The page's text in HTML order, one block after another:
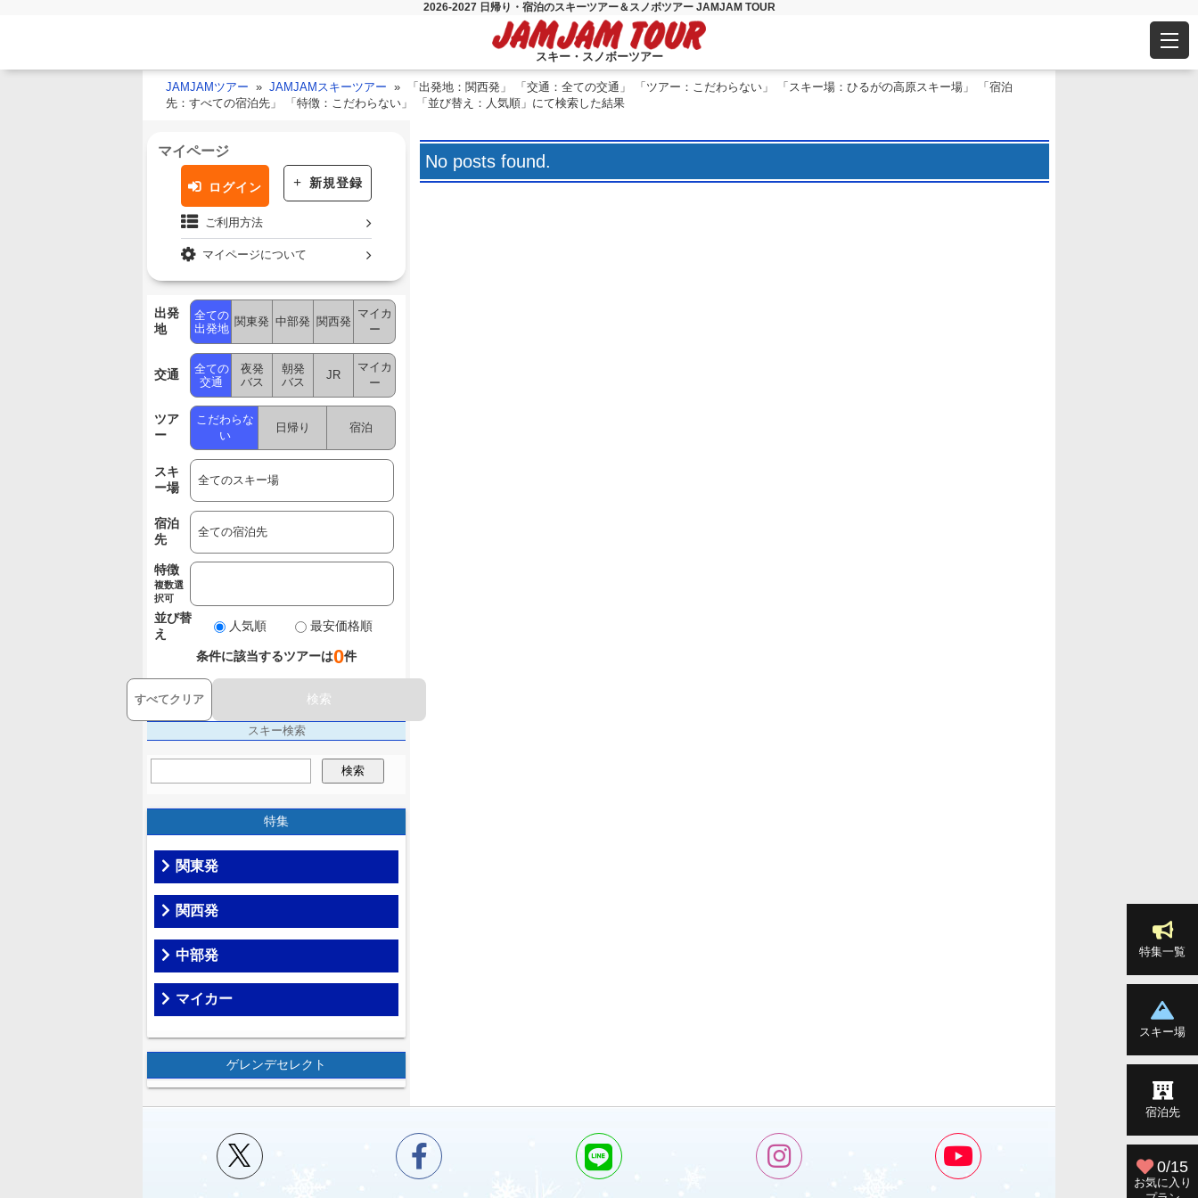
2026-2027 日帰り・宿泊のスキーツアー＆スノボツアー JAMJAM TOUR
スキー・スノボーツアー
JAMJAMツアー JAMJAMスキーツアー
「出発地：関西発」 「交通：全ての交通」 「ツアー：こだわらない」 「スキー場：ひるがの高原スキー場」 「宿泊
先：すべての宿泊先」 「特徴：こだわらない」 「並び替え：人気順」にて検索した結果
No posts found.
マイページ
ログイン 新規登録
ご利用方法
マイページについて
出発
地
全ての
出発地
関東発 中部発 関西発
マイカ
ー
交通
全ての
交通
夜発
バス
朝発
バス
JR
マイカ
ー
ツア
ー
こだわらな
い
日帰り 宿泊
スキ
ー場
宿泊
先
特徴
複数選
択可
並び替
え
人気順 最安価格順
条件に該当するツアーは0件
すべてクリア 検索
スキー検索
検索
特集
関東発
関西発
中部発
マイカー
ゲレンデセレクト
特集一覧
スキー場
宿泊先
0/15
お気に入り